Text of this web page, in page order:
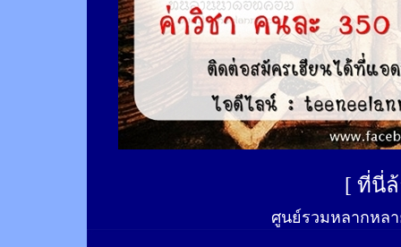
[ ที่นี่
ศูนย์รวมหลากหลา